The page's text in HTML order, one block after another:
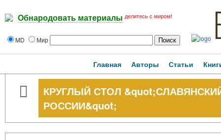
Обнародовать материалы делитесь с миром!
MD Мир
Главная Авторы Статьи
КРУГЛЫЙ СТОЛ
РОССИИ&quot;